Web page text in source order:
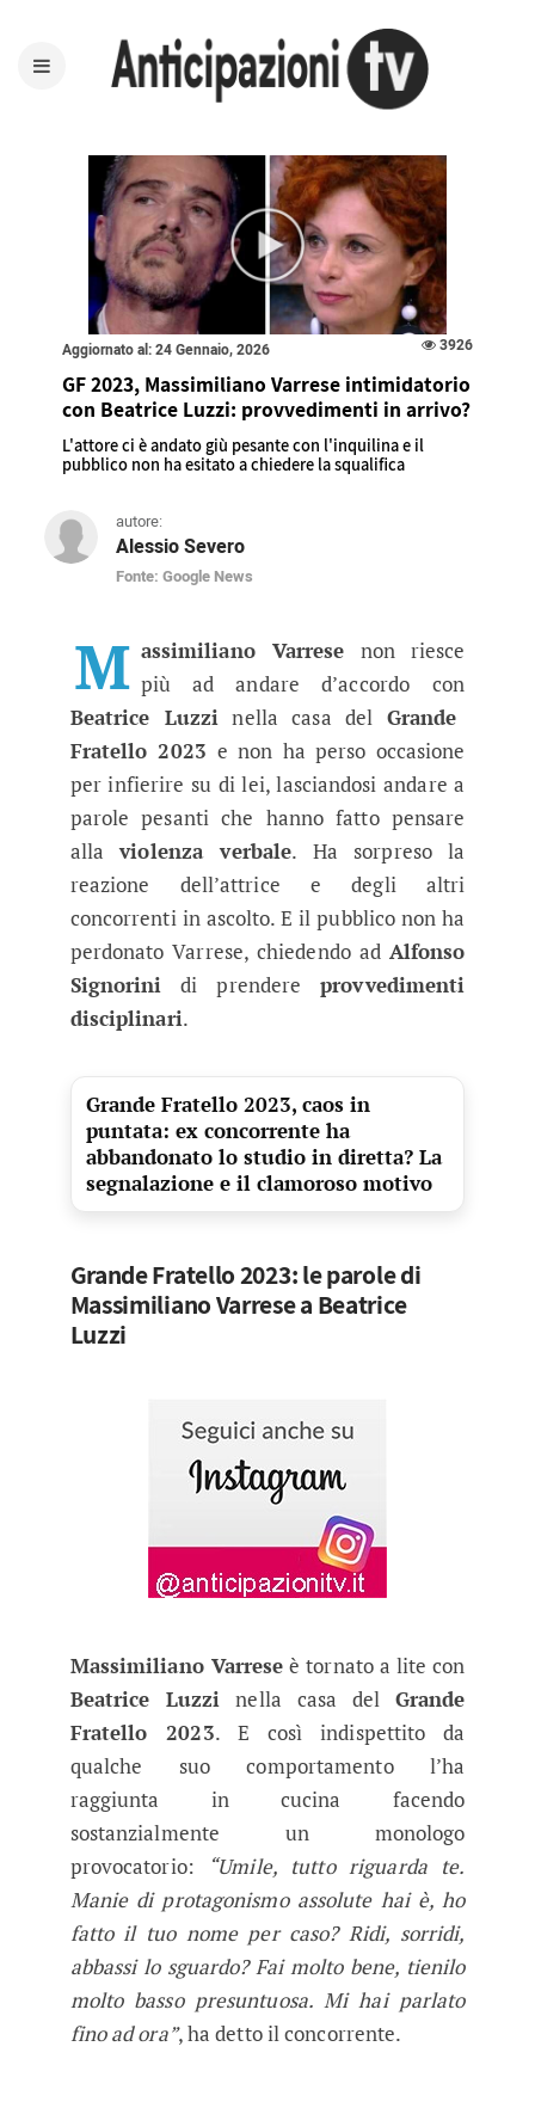
Aggiornato al: 24 Gennaio, 2026 3926
GF 2023, Massimiliano Varrese intimidatorio
con Beatrice Luzzi: provvedimenti in arrivo?
L'attore ci è andato giù pesante con l'inquilina e il
pubblico non ha esitato a chiedere la squalifica
autore:
Alessio Severo
Fonte: Google News
GF 2023, Massimiliano
M assimiliano Varrese non riesce
più ad andare d’accordo
con
Beatrice Luzzi nella casa del Grande
Fratello 2023 e non ha perso occasione
per infierire su di lei, lasciandosi andare a
parole pesanti che hanno fatto pensare
allaviolenza verbale. Ha sorpreso la
reazione dell’attrice e degli altri
concorrenti in ascolto. E il pubblico non ha
perdonato Varrese, chiedendo ad Alfonso
Signorini di prendereprovvedimenti
disciplinari.
Grande Fratello 2023, caos in
puntata: ex concorrente ha
abbandonato lo studio in diretta? La
segnalazione e il clamoroso motivo
Grande Fratello 2023: le parole di
Massimiliano Varrese a Beatrice
Luzzi
Massimiliano Varrese è tornato a lite con
Beatrice Luzzi nella casa del Grande
Fratello 2023. E così indispettito da
qualche suo comportamento l’ha
raggiunta in cucina facendo
sostanzialmente un monologo
provocatorio:
“Umile, tutto riguarda te.
Manie di protagonismo assolute hai è, ho
fatto il tuo nome per caso? Ridi, sorridi,
abbassi lo sguardo? Fai molto bene, tienilo
molto basso presuntuosa. Mi hai parlato
fino ad ora”, ha detto il concorrente.